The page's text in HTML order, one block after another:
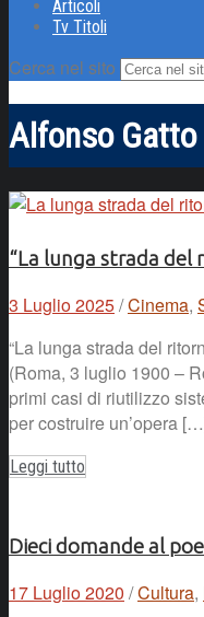
Articoli
Tv Titoli
Cerca nel sito
Alfonso Gatto
“La lunga strada del
3 Luglio 2025/Cinema,
“La lunga strada del
(Roma, 3 luglio 1900 –
primi casi di riutilizzo
per costruire un’opera
Leggi tutto
Dieci domande al
17 Luglio 2020 /Cultura,